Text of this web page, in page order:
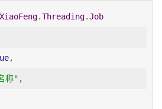
XiaoFeng.Threading.Job
,
称" ,